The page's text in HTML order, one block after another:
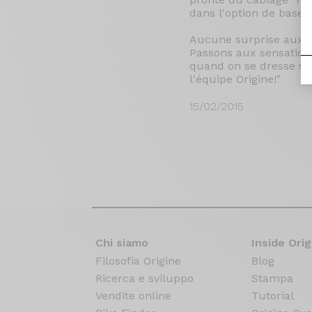
dans l'option de base
Aucune surprise aux
Passons aux
quand on se dresse
l'équipe Origine!"
15/02/2015
Chi siamo
Filosofia Origine
Ricerca e sviluppo
Vendite online
Inside
Blog
Stampa
Tutorial